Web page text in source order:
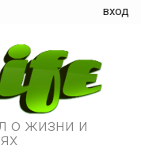
вход
о жизни и